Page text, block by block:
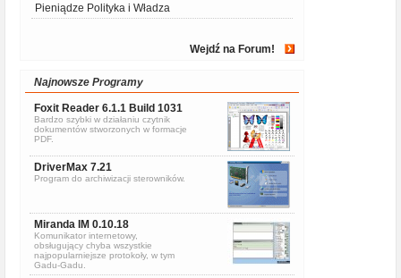
Pieniądze Polityka i Władza
Wejdź na Forum!
Najnowsze Programy
Foxit Reader 6.1.1 Build 1031
Bardzo szybki w działaniu czytnik
dokumentów stworzonych w formacje
PDF.
DriverMax 7.21
Program do archiwizacji sterowników.
Miranda IM 0.10.18
Komunikator internetowy,
obsługujący chyba wszystkie
najpopularniejsze protokoły, w tym
Gadu-Gadu.